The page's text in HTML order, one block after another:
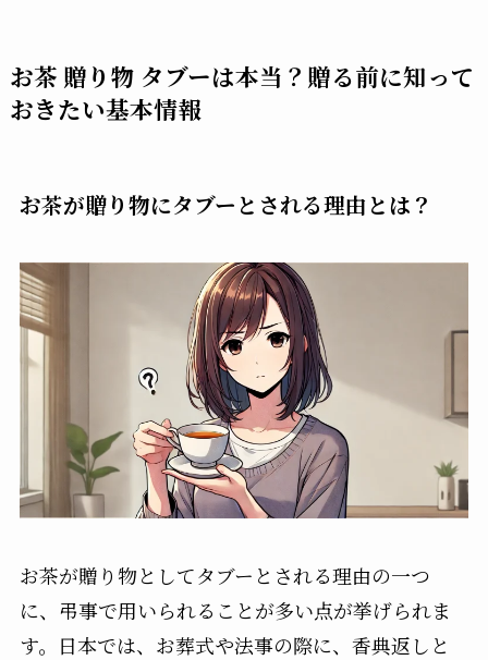
お茶 贈り物 タブーは本当？贈る前に知って
おきたい基本情報
お茶が贈り物にタブーとされる理由とは？
お茶が贈り物としてタブーとされる理由の一つ
に、弔事で用いられることが多い点が挙げられま
す。日本では、お葬式や法事の際に、香典返しと